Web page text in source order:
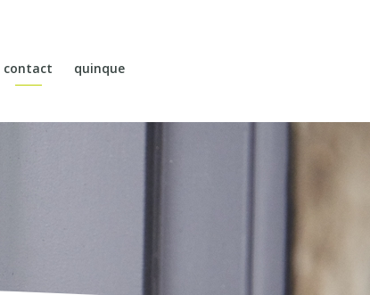
contact quinque